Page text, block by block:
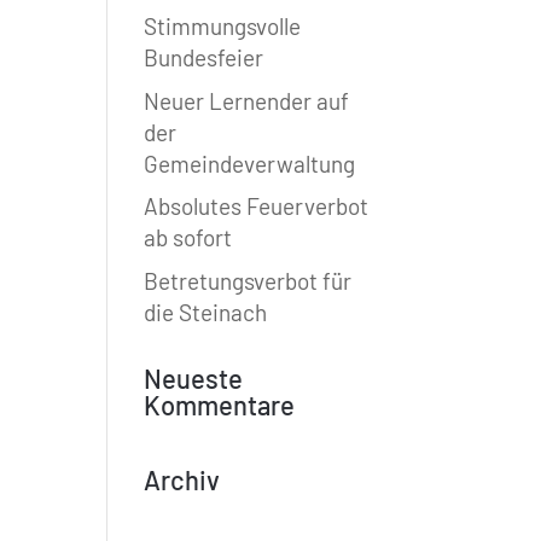
Stimmungsvolle
Bundesfeier
Neuer Lernender auf
der
Gemeindeverwaltung
Absolutes Feuerverbot
ab sofort
Betretungsverbot für
die Steinach
Neueste
Kommentare
Archiv